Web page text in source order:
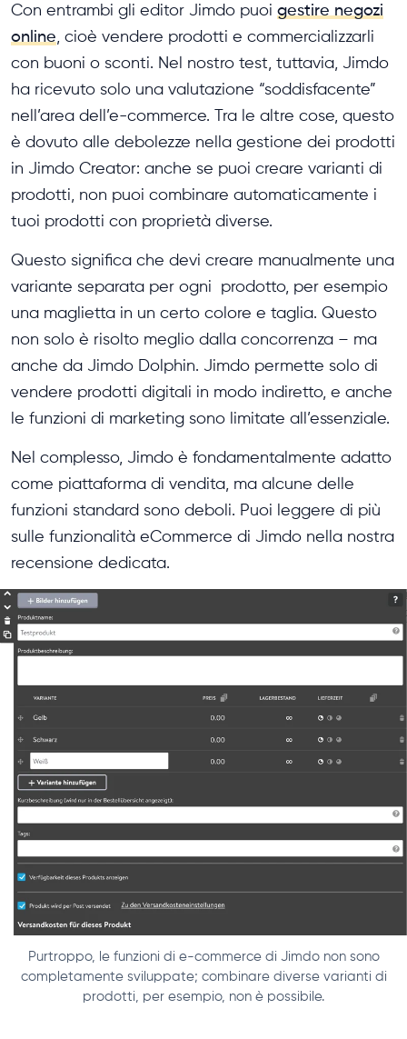
Con entrambi gli editor Jimdo puoi gestire negozi
online, cioè vendere prodotti e commercializzarli
con buoni o sconti. Nel nostro test, tuttavia, Jimdo
ha ricevuto solo una valutazione “soddisfacente”
nell’area dell’e-commerce. Tra le altre cose, questo
è dovuto alle debolezze nella gestione dei prodotti
in Jimdo Creator: anche se puoi creare varianti di
prodotti, non puoi combinare automaticamente i
tuoi prodotti con proprietà diverse.
Questo significa che devi creare manualmente una
variante separata per ogni prodotto, per esempio
una maglietta in un certo colore e taglia. Questo
non solo è risolto meglio dalla concorrenza – ma
anche da Jimdo Dolphin. Jimdo permette solo di
vendere prodotti digitali in modo indiretto, e anche
le funzioni di marketing sono limitate all’essenziale.
Nel complesso, Jimdo è fondamentalmente adatto
come piattaforma di vendita, ma alcune delle
funzioni standard sono deboli. Puoi leggere di più
sulle funzionalità eCommerce di Jimdo nella nostra
recensione dedicata.
Purtroppo, le funzioni di e-commerce di Jimdo non sono
completamente sviluppate; combinare diverse varianti di
prodotti, per esempio, non è possibile.